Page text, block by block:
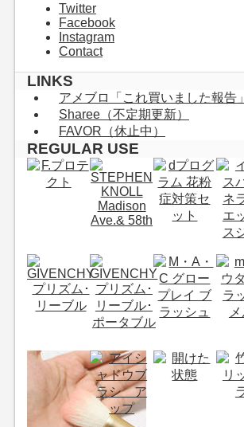
Twitter
Facebook
Instagram
Contact
LINKS
アメブロ「これ買いました報告」
Sharee（不定期更新）
FAVOR（休止中）
REGULAR USE